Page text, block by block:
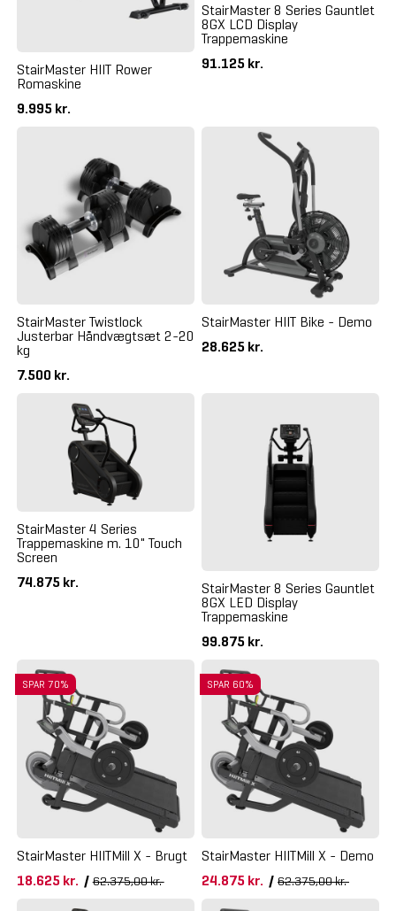
StairMaster HIIT Rower
Romaskine
9.995 kr.
StairMaster 8 Series Gauntlet
8GX LCD Display
Trappemaskine
91.125 kr.
StairMaster Twistlock
Justerbar Håndvægtsæt 2-20
kg
7.500 kr.
StairMaster HIIT Bike - Demo
28.625 kr.
StairMaster 4 Series
Trappemaskine m. 10" Touch
Screen
74.875 kr.
StairMaster 8 Series Gauntlet
8GX LED Display
Trappemaskine
99.875 kr.
SPAR 70%
StairMaster HIITMill X - Brugt
18.625 kr. / 62.375,00 kr.
SPAR 60%
StairMaster HIITMill X - Demo
24.875 kr. / 62.375,00 kr.